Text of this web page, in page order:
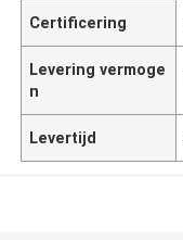
Certificering
Levering vermoge
n
Levertijd